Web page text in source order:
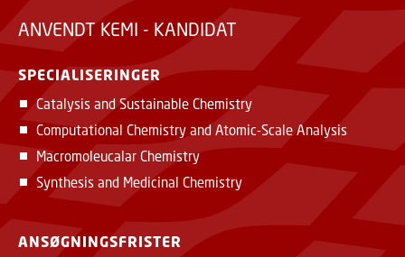
ANVENDT KEMI - KANDIDAT
SPECIALISERINGER
Catalysis and Sustainable Chemistry
Computational Chemistry and Atomic-Scale Analysis
Macromoleucalar Chemistry
Synthesis and Medicinal Chemistry
ANSØGNINGSFRISTER